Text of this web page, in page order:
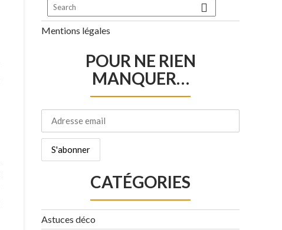
Mentions légales
POUR NE RIEN
MANQUER…
CATÉGORIES
Astuces déco